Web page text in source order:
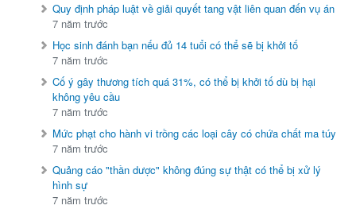
Quy định pháp luật về giải quyết tang vật liên quan đến vụ án
7 năm trước
Học sinh đánh bạn nếu đủ 14 tuổi có thể sẽ bị khởi tố
7 năm trước
Cố ý gây thương tích quá 31%, có thể bị khởi tố dù bị hại
không yêu cầu
7 năm trước
Mức phạt cho hành vi trồng các loại cây có chứa chất ma túy
7 năm trước
Quảng cáo "thần dược" không đúng sự thật có thể bị xử lý
hình sự
7 năm trước